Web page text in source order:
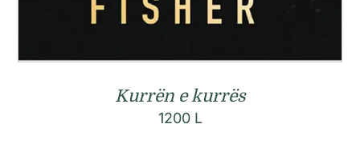
Kurrën e kurrës
1200 L